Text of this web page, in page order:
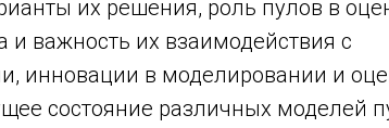
их решения, роль пулов в
и важность их взаимодействия с
инновации в моделировании и
состояние различных моделей